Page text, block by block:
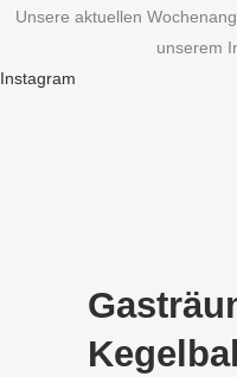
Unsere aktuellen
unserem
Instagram